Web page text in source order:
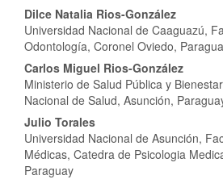
Contenido
principal
del
artículo
Dilce Natalia Rios-González
Universidad Nacional de Caaguazú,
Odontología, Coronel Oviedo,
Carlos Miguel Rios-González
Ministerio de Salud Pública y
Nacional de Salud, Asunción,
Julio Torales
Universidad Nacional de Asunción,
Médicas, Catedra de Psicologia
Paraguay